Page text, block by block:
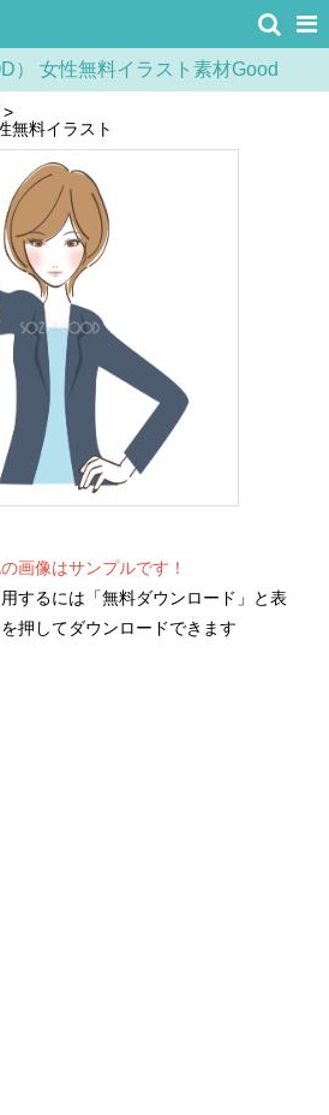
） 女性無料イラスト素材Good
>
無料イラスト
の画像はサンプルです！
するには「無料ダウンロード」と表
押してダウンロードできます